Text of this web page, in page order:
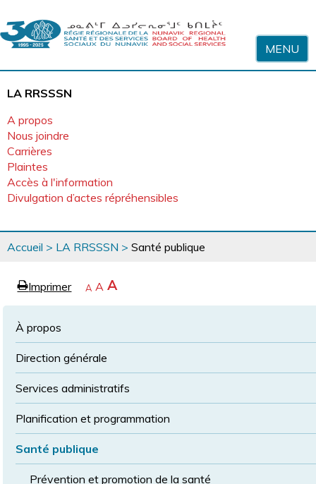
MENU
LA RRSSSN
A propos
Nous joindre
Carrières
Plaintes
Accès à l'information
Divulgation d’actes répréhensibles
Vous
êtes
Accueil > LA RRSSSN > Santé publique
eImprimerpageRétrécir
A Revenir
à
police
A Agrandir
la
A
À propos
Direction générale
Services administratifs
Planification et programmation
Santé publique
Prévention et promotion de la santé